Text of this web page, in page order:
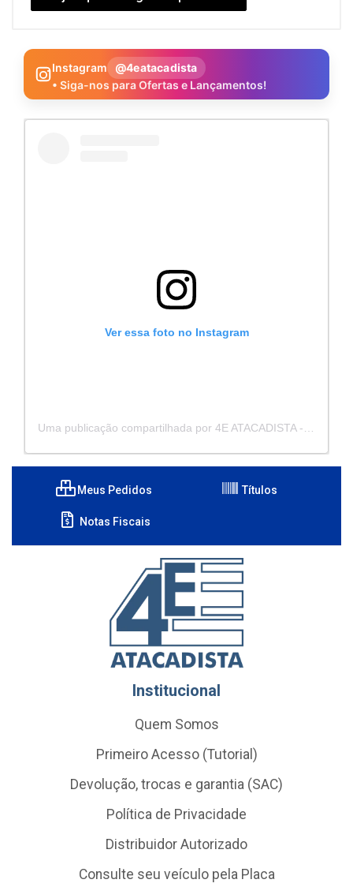
Instagram
@4eatacadista
• Siga-nos para Ofertas e Lançamentos!
Ver essa foto no Instagram
Meus Pedidos Títulos
Notas Fiscais
Institucional
Quem Somos
Primeiro Acesso (Tutorial)
Devolução, trocas e garantia (SAC)
Política de Privacidade
Distribuidor Autorizado
Consulte seu veículo pela Placa